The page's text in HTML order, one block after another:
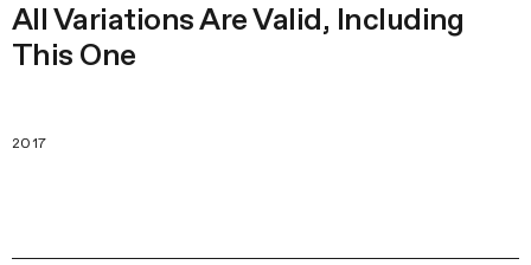
All Variations Are Valid, Including
This One
2017